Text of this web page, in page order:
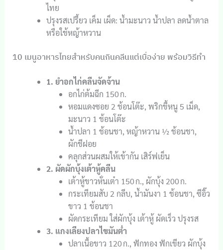
ไทย
ปรุงรสเปรี้ยว เค็ม เผ็ด: น้ำมะนาว น้ำปลา ลดน้ำตาล
หรือใช้หญ้าหวาน
10 เมนูอาหารไทยสำหรับคนกินคลีนแต่เบื่อง่าย พร้อมวิธีทำ
1. ยำอกไก่คลีนจัดจ้าน
อกไก่ต้มฉีก 150 ก.
หอมแดงซอย 2 ช้อนโต๊ะ, พริกขี้หนู 5 เม็ด,
มะนาว 1 ช้อนโต๊ะ
น้ำปลา 1 ช้อนชา, หญ้าหวาน ½ ช้อนชา,
ผักชีฝอย
คลุกส่วนผสมให้เข้ากัน เสิร์ฟเย็น
2. ผัดผักบุ้งเต้าหู้คลีน
เต้าหู้ขาวหั่นเต๋า 150 ก., ผักบุ้ง 200 ก.
กระเทียมสับ 2 กลีบ, น้ำมันงา 1 ช้อนชา, ซีอิ๊ว
ขาว 1 ช้อนชา
ผัดกระเทียม ใส่ผักบุ้ง เต้าหู้ ผัดเร็ว ปรุงรส
3. แกงเลียงปลาไขมันต่ำ
ปลาเนื้อขาว 120 ก., ฟักทอง ฟักเขียว ผักบุ้ง